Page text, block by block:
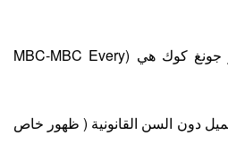
بدور جونغ كوك هي (MBC-MBC Every
دون السن القانونية ( ظهور خاص